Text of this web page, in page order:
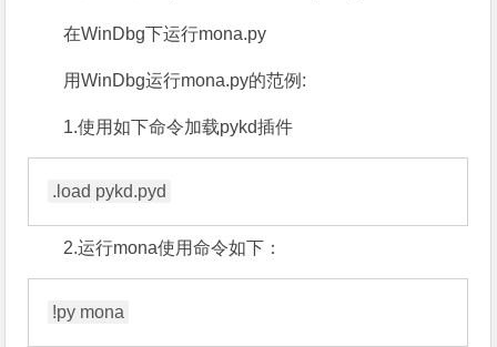
在WinDbg下运行mona.py
用WinDbg运行mona.py的范例:
1.使用如下命令加载pykd插件
2.运行mona使用命令如下：